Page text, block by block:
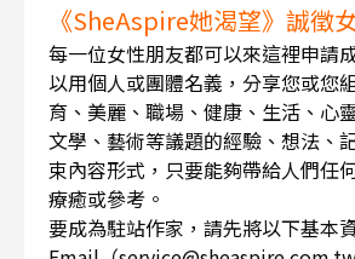
《SheAspire她渴望》誠徵
每一位女性朋友都可以來這裡申請
以用個人或團體名義，分享您或您
育、美麗、職場、健康、生活、心
文學、藝術等議題的經驗、想法、
束內容形式，只要能夠帶給人們任
療癒或參考。
要成為駐站作家，請先將以下基本